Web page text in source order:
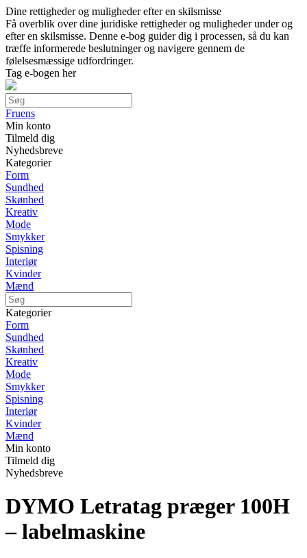
Dine rettigheder og muligheder efter en skilsmisse
Få overblik over dine juridiske rettigheder og muligheder under og
efter en skilsmisse. Denne e-bog guider dig i processen, så du kan
træffe informerede beslutninger og navigere gennem de
følelsesmæssige udfordringer.
Tag e-bogen her
Fruens
Min konto
Tilmeld dig
Nyhedsbreve
Kategorier
Form
Sundhed
Skønhed
Kreativ
Mode
Smykker
Spisning
Interiør
Kvinder
Mænd
Kategorier
Form
Sundhed
Skønhed
Kreativ
Mode
Smykker
Spisning
Interiør
Kvinder
Mænd
Min konto
Tilmeld dig
Nyhedsbreve
DYMO Letratag præger 100H
– labelmaskine